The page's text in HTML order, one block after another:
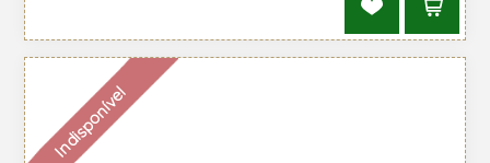
Indisponível